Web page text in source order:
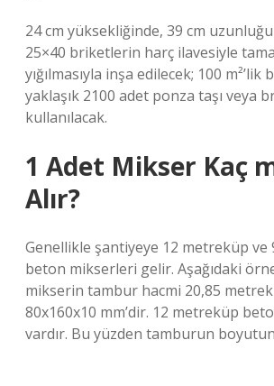
24 cm yüksekliğinde, 39 cm
25×40 briketlerin harç ilavesiyle
yığılmasıyla inşa edilecek; 100 m²’lik
yaklaşık 2100 adet ponza taşı veya
kullanılacak.
1 Adet Mikser Kaç
Alır?
Genellikle şantiyeye 12 metreküp ve
beton mikserleri gelir. Aşağıdaki
mikserin tambur hacmi 20,85
80x160x10 mm’dir. 12 metreküp
vardır. Bu yüzden tamburun